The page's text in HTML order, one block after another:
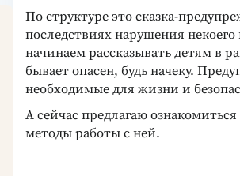
По структуре это сказка-
последствиях нарушения
начинаем рассказывать детям в
бывает опасен, будь начеку.
необходимые для жизни и
А сейчас предлагаю
методы работы с ней.